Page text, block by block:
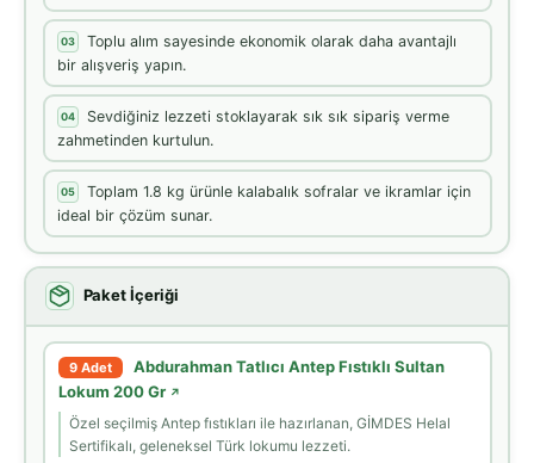
03
Toplu alım sayesinde ekonomik olarak daha avantajlı
bir alışveriş yapın.
04
Sevdiğiniz lezzeti stoklayarak sık sık sipariş verme
zahmetinden kurtulun.
05
Toplam 1.8 kg ürünle kalabalık sofralar ve ikramlar için
ideal bir çözüm sunar.
Paket İçeriği
9 Adet
Abdurahman Tatlıcı Antep Fıstıklı Sultan
Lokum 200 Gr ↗
Özel seçilmiş Antep fıstıkları ile hazırlanan, GİMDES Helal
Sertifikalı, geleneksel Türk lokumu lezzeti.